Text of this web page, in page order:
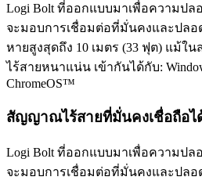
Logi Bolt ที่ออกแบบมาเพื่อความป
จะมอบการเชื่อมต่อที่มั่นคงและปล
หายสูงสุดถึง 10 เมตร (33 ฟุต) แม้
ไร้สายหนาแน่น เข้ากันได้กับ:
ChromeOS™
สัญญาณไร้สายที่มั่นคงเชื่อถือไ
Logi Bolt ที่ออกแบบมาเพื่อความป
จะมอบการเชื่อมต่อที่มั่นคงและปล